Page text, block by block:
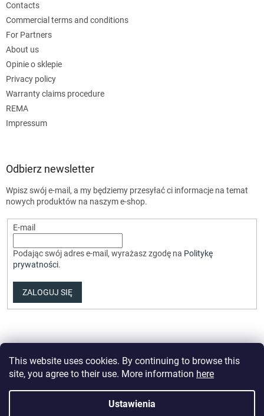
This website uses cookies. By continuing to browse this
site, you agree to their use. More information here
Ustawienia
Contacts
Commercial terms and conditions
For Partners
About us
Opinie o sklepie
Privacy policy
Warranty claims procedure
REMA
Impressum
Odbierz newsletter
Wpisz swój e-mail, a my będziemy przesyłać ci informacje na temat
nowych produktów na naszym e-shop.
E-mail
Podając swój adres e-mail, wyrażasz zgodę na Politykę
prywatności.
ZALOGUJ SIĘ